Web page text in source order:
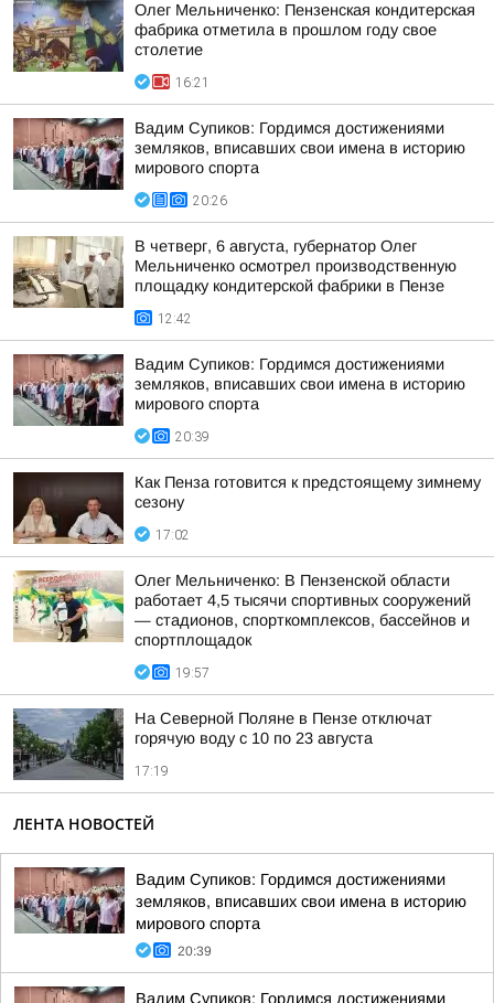
Олег Мельниченко: Пензенская кондитерская
фабрика отметила в прошлом году свое
столетие
16:21
Вадим Супиков: Гордимся достижениями
земляков, вписавших свои имена в историю
мирового спорта
20:26
В четверг, 6 августа, губернатор Олег
Мельниченко осмотрел производственную
площадку кондитерской фабрики в Пензе
12:42
Вадим Супиков: Гордимся достижениями
земляков, вписавших свои имена в историю
мирового спорта
20:39
Как Пенза готовится к предстоящему зимнему
сезону
17:02
Олег Мельниченко: В Пензенской области
работает 4,5 тысячи спортивных сооружений
— стадионов, спорткомплексов, бассейнов и
спортплощадок
19:57
На Северной Поляне в Пензе отключат
горячую воду с 10 по 23 августа
17:19
ЛЕНТА НОВОСТЕЙ
Вадим Супиков: Гордимся достижениями
земляков, вписавших свои имена в историю
мирового спорта
20:39
Вадим Супиков: Гордимся достижениями